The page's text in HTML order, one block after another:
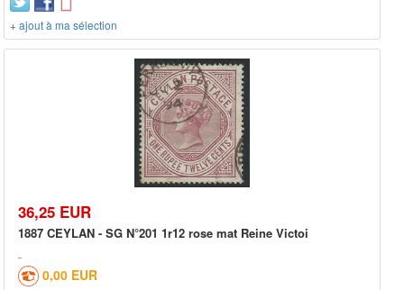
+ ajout à ma sélection
36,25 EUR
1887 CEYLAN - SG N°201 1r12 rose mat Reine Victoi
0,00 EUR